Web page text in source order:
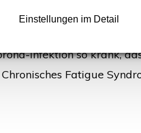
Fatigue
Infektion so krank,
Fatigue